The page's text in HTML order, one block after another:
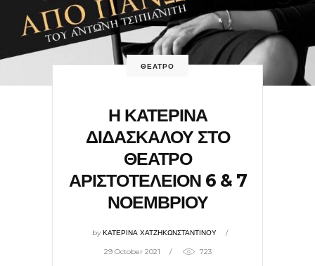
ΘΕΑΤΡΟ
Η ΚΑΤΕΡΙΝΑ
ΔΙΔΑΣΚΑΛΟΥ ΣΤΟ
ΘΕΑΤΡΟ
ΑΡΙΣΤΟΤΕΛΕΙΟΝ 6 & 7
ΝΟΕΜΒΡΙΟΥ
byΚΑΤΕΡΙΝΑ ΧΑΤΖΗΚΩΝΣΤΑΝΤΙΝΟΥ
29 October 2021 723